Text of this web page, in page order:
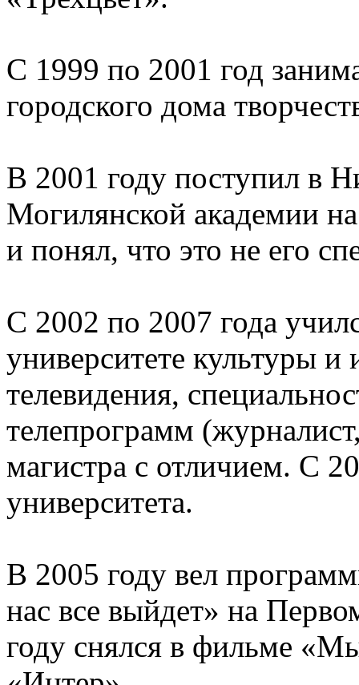
С 1999 по 2001 год
городского дома
В 2001 году поступил в
Могилянской академии
и понял, что это не его
С 2002 по 2007 года
университете культуры и
телевидения,
телепрограмм
магистра с отличием. С
университета.
В 2005 году вел
нас все выйдет» на
году снялся в фильме